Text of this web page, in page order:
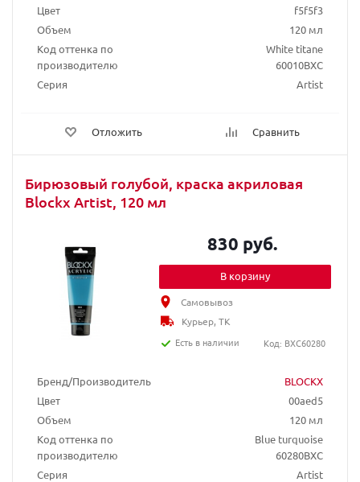
Цвет
f5f5f3
Объем
120 мл
Код оттенка по
производителю
White titane
60010BXC
Серия
Artist
Отложить Сравнить
Бирюзовый голубой, краска акриловая
Blockx Artist, 120 мл
Бренд/Производитель
BLOCKX
Цвет
00aed5
Объем
120 мл
Код оттенка по
производителю
Blue turquoise
60280BXC
Серия
Artist
830 руб.
В корзину
Самовывоз
Курьер, ТК
Есть в наличии
Код: BXC60280